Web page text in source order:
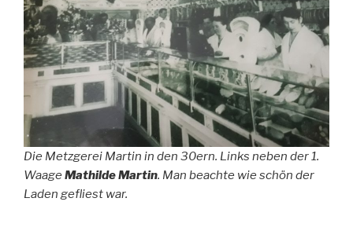
Die Metzgerei Martin in den 30ern. Links neben der 1.
Waage Mathilde Martin. Man beachte wie schön der
Laden gefliest war.